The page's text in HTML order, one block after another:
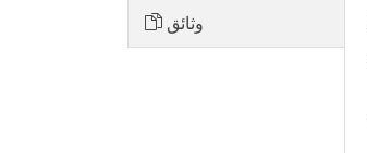
وثائق